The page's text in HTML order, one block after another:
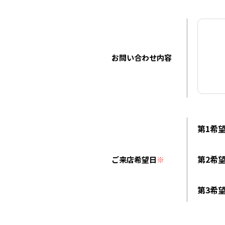
お問い合わせ内容
ご来店希望日※
第1希
第2希
第3希